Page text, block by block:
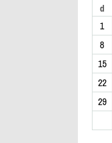
d
1
8
15
22
29